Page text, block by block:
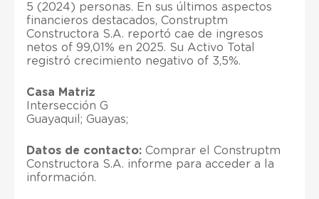
5 (2024) personas. En sus últimos aspectos
financieros destacados, Construptm
Constructora S.A. reportó cae de ingresos
netos of 99,01% en 2025. Su Activo Total
registró crecimiento negativo of 3,5%.
Casa Matriz
Intersección G
Guayaquil; Guayas;
Datos de contacto: Comprar el Construptm
Constructora S.A. informe para acceder a la
información.